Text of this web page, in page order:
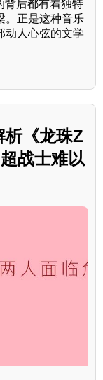
背后都有着独特
。正是这种音乐
动人心弦的文学
《龙珠Z
战士难以